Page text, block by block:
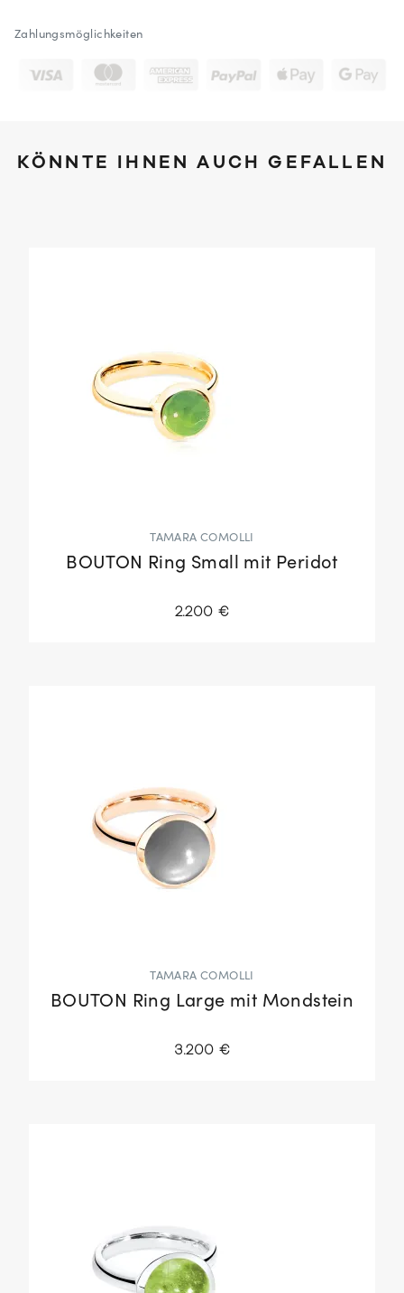
Zahlungsmöglichkeiten
KÖNNTE IHNEN AUCH GEFALLEN
TAMARA COMOLLI
BOUTON Ring Small mit Peridot
2.200 €
TAMARA COMOLLI
BOUTON Ring Large mit Mondstein
3.200 €